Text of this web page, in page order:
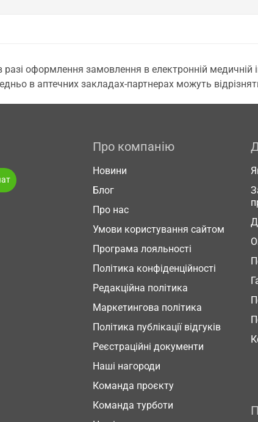
разі оформлення замовлення в електронній медичній
в аптечних закладах-партнерах можуть
Про компанію
Новини
Блог
Про нас
Умови користування сайтом
Програма лояльності
Політика конфіденційності
Редакційна політика
Маркетингова політика
Політика публікації відгуків
Реєстраційні документи
Наші нагороди
Команда проєкту
Команда турботи